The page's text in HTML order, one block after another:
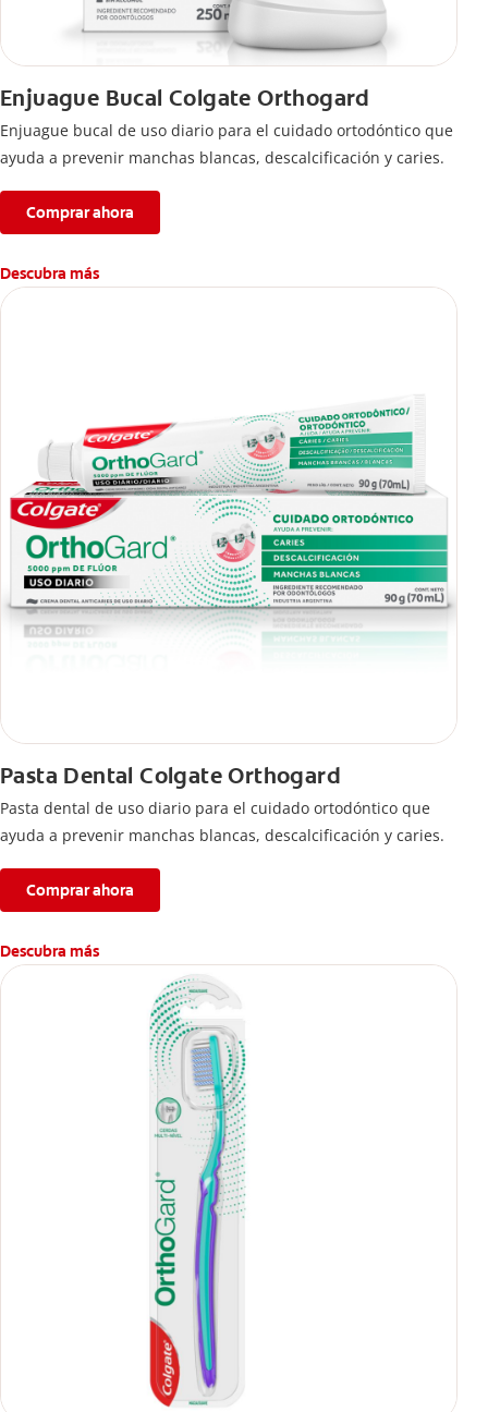
Enjuague Bucal Colgate Orthogard
Enjuague bucal de uso diario para el cuidado ortodóntico que
ayuda a prevenir manchas blancas, descalcificación y caries.
Comprar ahora
Descubra más
Pasta Dental Colgate Orthogard
Pasta dental de uso diario para el cuidado ortodóntico que
ayuda a prevenir manchas blancas, descalcificación y caries.
Comprar ahora
Descubra más